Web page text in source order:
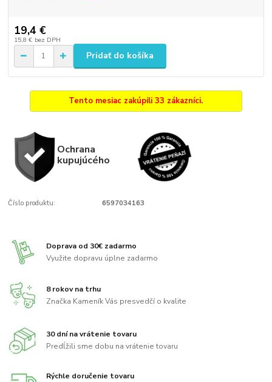
19,4 €
15,8 € bez DPH
Pridať do košíka
Tento mesiac zakúpili 33 zákazníci.
Ochrana
kupujúcého
Číslo produktu: 6597034163
Doprava od 30€ zadarmo
Využite dopravu úplne zadarmo
8 rokov na trhu
Značka Kameník Vás presvedčí o kvalite
30 dní na vrátenie tovaru
Predĺžili sme dobu na vrátenie tovaru
Rýchle doručenie tovaru